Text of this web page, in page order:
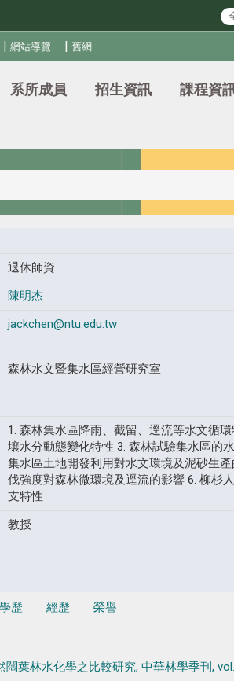
|網站導覽 |舊網
系所成員 招生資訊 課程資
退休師資
陳明杰
jackchen@ntu.edu.tw
森林水文暨集水區經營研究室
1. 森林集水區降雨、截留、逕流等水文循
壤水分動態變化特性 3. 森林試驗集水區的
集水區土地開發利用對水文環境及泥砂生
伐強度對森林微環境及逕流的影響 6. 柳杉
支特性
教授
學歷 經歷 榮譽
葉林水化學之比較研究, 中華林學季刊,